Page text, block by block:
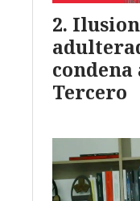
condena
Tercero